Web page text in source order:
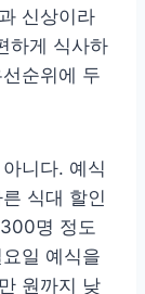
신상이라
하게 식사하
순위에 두
니다. 예식
식대 할인
명 정도
일 예식을
원까지 낮